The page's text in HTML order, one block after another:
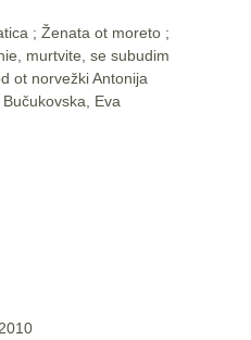
; Ženata ot moreto ;
murtvite, se subudim
ot norvežki Antonija
Eva